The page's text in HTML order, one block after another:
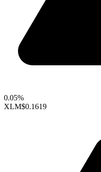
0.05%
XLM$0.1619